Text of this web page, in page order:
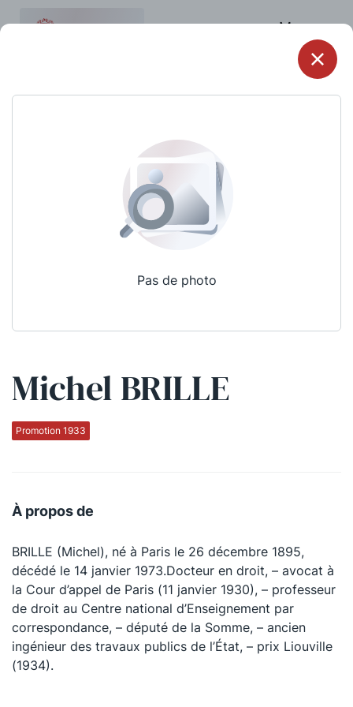
Menu
Pas de photo
Michel BRILLE
Promotion 1933
À propos de
BRILLE (Michel), né à Paris le 26 décembre 1895,
décédé le 14 janvier 1973.Docteur en droit, – avocat à
la Cour d’appel de Paris (11 janvier 1930), – professeur
de droit au Centre national d’Enseignement par
correspondance, – député de la Somme, – ancien
ingénieur des travaux publics de l’État, – prix Liouville
(1934).
Qui sommes-nous ?
La Conférence
La Conférence
Le Concours de la Conférence
La Conférence Berryer
La Petite Conférence